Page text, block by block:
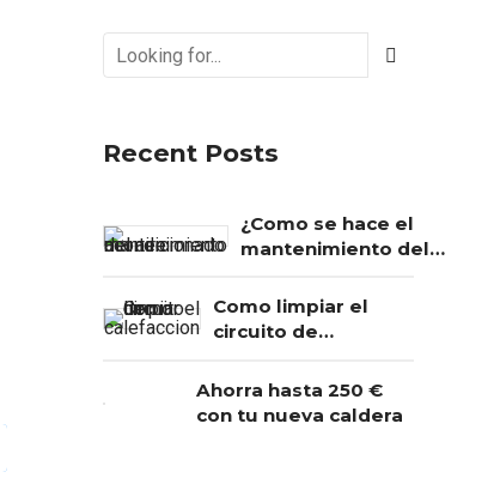
Recent Posts
¿Como se hace el
mantenimiento del
Como limpiar el
circuito de
Ahorra hasta 250 €
con tu nueva caldera